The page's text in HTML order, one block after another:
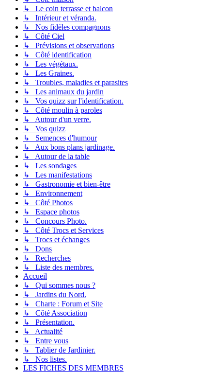
↳ Le coin terrasse et balcon
↳ Intérieur et véranda.
↳ Nos fidèles compagnons
↳ Côté Ciel
↳ Prévisions et observations
↳ Côté identification
↳ Les végétaux.
↳ Les Graines.
↳ Troubles, maladies et parasites
↳ Les animaux du jardin
↳ Vos quizz sur l'identification.
↳ Côté moulin à paroles
↳ Autour d'un verre.
↳ Vos quizz
↳ Semences d'humour
↳ Aux bons plans jardinage.
↳ Autour de la table
↳ Les sondages
↳ Les manifestations
↳ Gastronomie et bien-être
↳ Environnement
↳ Côté Photos
↳ Espace photos
↳ Concours Photo.
↳ Côté Trocs et Services
↳ Trocs et échanges
↳ Dons
↳ Recherches
↳ Liste des membres.
Accueil
↳ Qui sommes nous ?
↳ Jardins du Nord.
↳ Charte : Forum et Site
↳ Côté Association
↳ Présentation.
↳ Actualité
↳ Entre vous
↳ Tablier de Jardinier.
↳ Nos listes.
LES FICHES DES MEMBRES